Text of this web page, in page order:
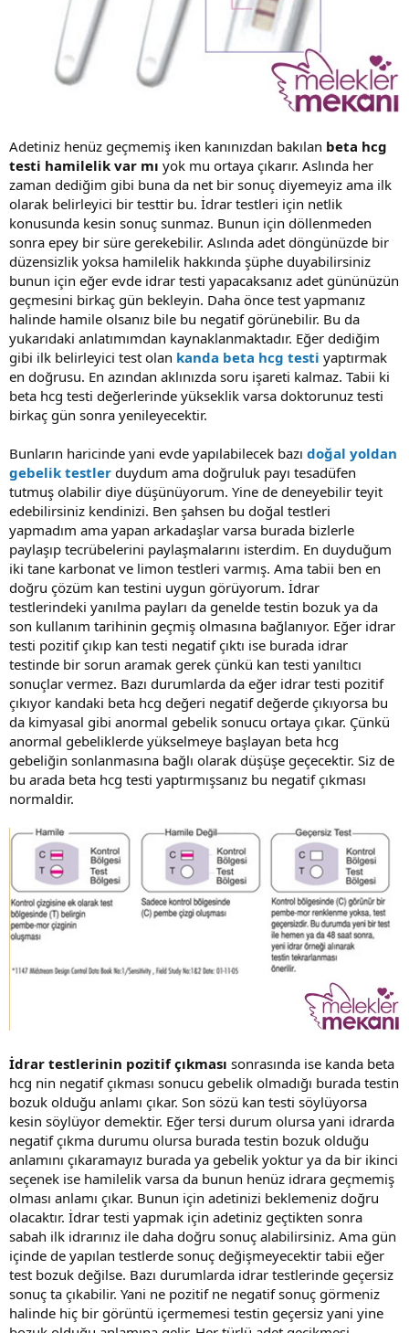
Adetiniz henüz geçmemiş iken kanınızdan bakılan beta hcg
testi hamilelik var mı yok mu ortaya çıkarır. Aslında her
zaman dediğim gibi buna da net bir sonuç diyemeyiz ama ilk
olarak belirleyici bir testtir bu. İdrar testleri için netlik
konusunda kesin sonuç sunmaz. Bunun için döllenmeden
sonra epey bir süre gerekebilir. Aslında adet döngünüzde bir
düzensizlik yoksa hamilelik hakkında şüphe duyabilirsiniz
bunun için eğer evde idrar testi yapacaksanız adet gününüzün
geçmesini birkaç gün bekleyin. Daha önce test yapmanız
halinde hamile olsanız bile bu negatif görünebilir. Bu da
yukarıdaki anlatımımdan kaynaklanmaktadır. Eğer dediğim
gibi ilk belirleyici test olan kanda beta hcg testi yaptırmak
en doğrusu. En azından aklınızda soru işareti kalmaz. Tabii ki
beta hcg testi değerlerinde yükseklik varsa doktorunuz testi
birkaç gün sonra yenileyecektir.
Bunların haricinde yani evde yapılabilecek bazı doğal yoldan
gebelik testler duydum ama doğruluk payı tesadüfen
tutmuş olabilir diye düşünüyorum. Yine de deneyebilir teyit
edebilirsiniz kendinizi. Ben şahsen bu doğal testleri
yapmadım ama yapan arkadaşlar varsa burada bizlerle
paylaşıp tecrübelerini paylaşmalarını isterdim. En duyduğum
iki tane karbonat ve limon testleri varmış. Ama tabii ben en
doğru çözüm kan testini uygun görüyorum. İdrar
testlerindeki yanılma payları da genelde testin bozuk ya da
son kullanım tarihinin geçmiş olmasına bağlanıyor. Eğer idrar
testi pozitif çıkıp kan testi negatif çıktı ise burada idrar
testinde bir sorun aramak gerek çünkü kan testi yanıltıcı
sonuçlar vermez. Bazı durumlarda da eğer idrar testi pozitif
çıkıyor kandaki beta hcg değeri negatif değerde çıkıyorsa bu
da kimyasal gibi anormal gebelik sonucu ortaya çıkar. Çünkü
anormal gebeliklerde yükselmeye başlayan beta hcg
gebeliğin sonlanmasına bağlı olarak düşüşe geçecektir. Siz de
bu arada beta hcg testi yaptırmışsanız bu negatif çıkması
normaldir.
İdrar testlerinin pozitif çıkması sonrasında ise kanda beta
hcg nin negatif çıkması sonucu gebelik olmadığı burada testin
bozuk olduğu anlamı çıkar. Son sözü kan testi söylüyorsa
kesin söylüyor demektir. Eğer tersi durum olursa yani idrarda
negatif çıkma durumu olursa burada testin bozuk olduğu
anlamını çıkaramayız burada ya gebelik yoktur ya da bir ikinci
seçenek ise hamilelik varsa da bunun henüz idrara geçmemiş
olması anlamı çıkar. Bunun için adetinizi beklemeniz doğru
olacaktır. İdrar testi yapmak için adetiniz geçtikten sonra
sabah ilk idrarınız ile daha doğru sonuç alabilirsiniz. Ama gün
içinde de yapılan testlerde sonuç değişmeyecektir tabii eğer
test bozuk değilse. Bazı durumlarda idrar testlerinde geçersiz
sonuç ta çıkabilir. Yani ne pozitif ne negatif sonuç görmeniz
halinde hiç bir görüntü içermemesi testin geçersiz yani yine